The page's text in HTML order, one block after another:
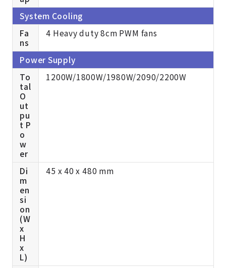
System Cooling
Fa
ns
4 Heavy duty 8cm PWM fans
Power Supply
To
tal
O
ut
pu
t P
o
w
er
1200W/1800W/1980W/2090/2200W
Di
m
en
si
on
(W
x
H
x
L)
45 x 40 x 480 mm